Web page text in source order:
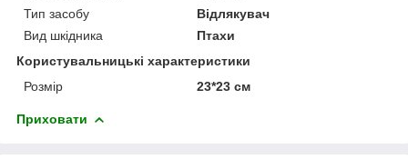
Тип засобу
Відлякувач
Вид шкідника
Птахи
Користувальницькі характеристики
Розмір
23*23 см
Приховати